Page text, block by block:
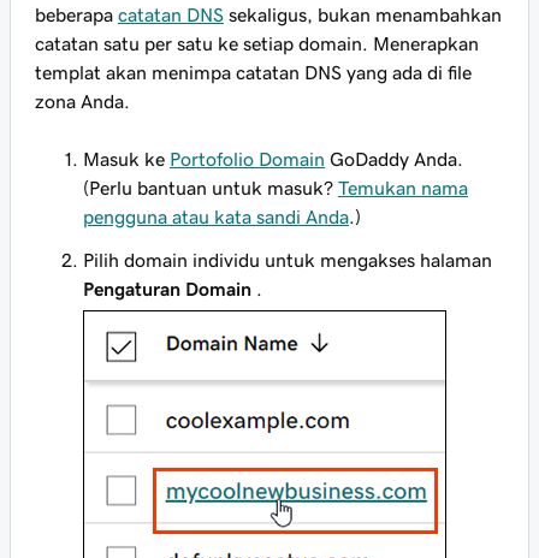
beberapa catatan DNS sekaligus, bukan menambahkan
catatan satu per satu ke setiap domain. Menerapkan
templat akan menimpa catatan DNS yang ada di file
zona Anda.
Masuk ke Portofolio Domain GoDaddy Anda.
(Perlu bantuan untuk masuk? Temukan nama
pengguna atau kata sandi Anda .)
Pilih domain individu untuk mengakses halaman
Pengaturan Domain